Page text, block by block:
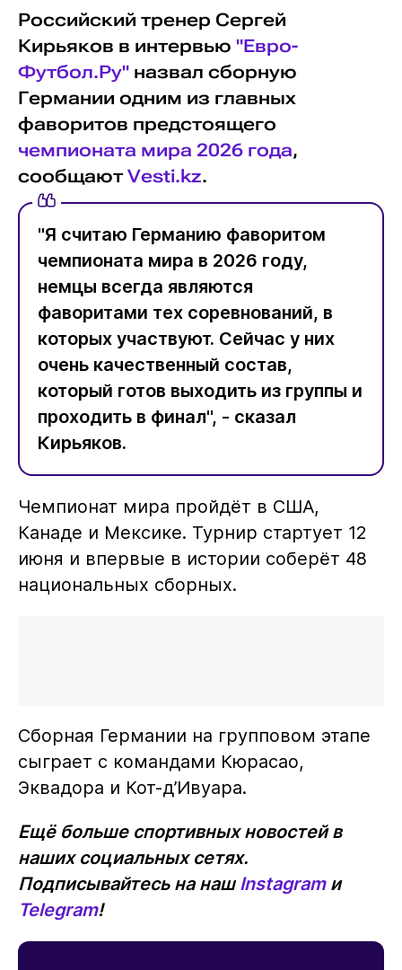
Российский тренер Сергей
Кирьяков в интервью "Евро-
Футбол.Ру"назвал сборную
Германии одним из главных
фаворитов предстоящего
чемпионата мира 2026 года,
сообщают Vesti.kz.
"Я считаю Германию фаворитом
чемпионата мира в 2026 году,
немцы всегда являются
фаворитами тех соревнований, в
которых участвуют. Сейчас у них
очень качественный состав,
который готов выходить из группы и
проходить в финал", - сказал
Кирьяков.
Чемпионат мира пройдёт в США,
Канаде и Мексике. Турнир стартует 12
июня и впервые в истории соберёт 48
национальных сборных.
Сборная Германии на групповом этапе
сыграет с командами Кюрасао,
Эквадора и Кот-д’Ивуара.
Ещё больше спортивных новостей в
наших социальных сетях.
Подписывайтесь на нашInstagramи
Telegram!